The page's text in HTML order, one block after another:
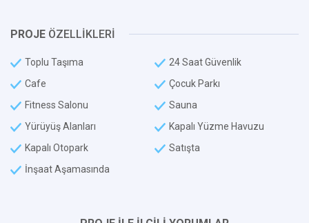
PROJE ÖZELLİKLERİ
Toplu Taşıma
24 Saat Güvenlik
Cafe
Çocuk Parkı
Fitness Salonu
Sauna
Yürüyüş Alanları
Kapalı Yüzme Havuzu
Kapalı Otopark
Satışta
İnşaat Aşamasında